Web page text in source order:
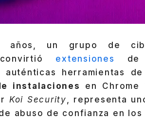
años, un grupo de
extensiones
de
auténticas herramientas
instalaciones
en Chrome
Koi Security, representa
abuso de confianza en